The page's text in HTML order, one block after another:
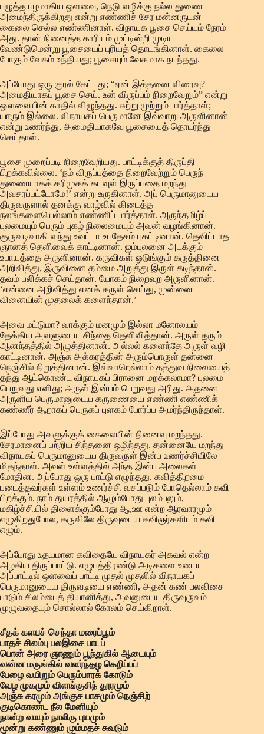
பழுத்த பழமாகிய ஒளவை, நெடு வழிக்கு நல்ல துணை
அமைந்திருக்கிறது என்று எண்ணிச் சேர மன்னருடன்
கைலை செல்ல எண்ணினாள். விநாயக பூசை செய்யும் நேரம்
அது. தான் நினைத்த காரியம் முட்டின்றி முடிய
வேண்டுமென்று பூசையைப் புரியத் தொடங்கினாள். கைலை
போகும் வேகம் உந்தியது; பூசையும் வேகமாக நடந்தது.
அப்போது ஒரு குரல் கேட்டது; “ஏன் இத்தனை விரைவு?
அமைதியாகப் பூசை செய். உன் விருப்பம் நிறைவேறும்” என்று
ஔவையின் காதில் விழுந்தது. சுற்று முற்றும் பார்த்தாள்;
யாரும் இல்லை. விநாயகப் பெருமானே இவ்வாறு அருளினான்
என்று உணர்ந்து, அமைதியாகவே பூசையைத் தொடர்ந்து
செய்தாள்.
பூசை முறைப்படி நிறைவேறியது. பாட்டிக்குத் திருப்தி
பிறக்கவில்லை. ‘நம் விருப்பத்தை நிறைவேற்றும் பெருந்
துணையாகக் கரிமுகக் கடவுள் இருப்பதை மறந்து
அவசரப்பட்டோமே!’ என்று உருகினாள். அப் பெருமானுடைய
திருவருளால் தனக்கு வாழ்வில் கிடைத்த
நலங்களையெல்லாம் எண்ணிப் பார்த்தாள். அருந்தமிழ்ப்
புலமையும் பெரும் புகழ் நிலைமையும் அவன் வழங்கினான்.
குருவடிவாகி வந்து உவட்டா உபதேசம் புகட்டினான். தெவிட்டாத
ஞானத் தெளிவைக் காட்டினான். ஐம்புலனை அடக்கும்
உபாயத்தை அருளினான். கருவிகள் ஒடுங்கும் கருத்தினை
அறிவித்து, இருவினை தம்மை அறுத்து இருள் கடிந்தான்.
தவம் பலிக்கச் செய்தான். யோகம் நிறைவுற அருளினான்.
‘என்னை அறிவித்து எனக் கருள் செய்து, முன்னை
வினையின் முதலைக் களைந்தான்.’
அவை மட்டுமா? வாக்கும் மனமும் இல்லா மனோலயம்
தேக்கிய அவளுடைய சிந்தை தெளிவித்தான். அருள் தரும்
ஆனந்தத்தில் அழுத்தினான். அல்லல் களைந்தே அருள் வழி
காட்டினான். அஞ்சு அக்கரத்தின் அரும்பொருள் தன்னை
நெஞ்சில் நிறுத்தினான். இவ்வாறெல்லாம் தத்துவ நிலையைத்
தந்து ஆட்கொண்ட விநாயகப் பிரானை மறக்கலாமா? புலமை
பெறுவது எளிது; அருள் இன்பம் பெறுவது அரிது. அதனை
அருளிய பெருமானுடைய கருணையை எண்ணி எண்ணிக்
கண்ணீர் ஆறாகப் பெருகப் புளகம் போர்ப்ப அமர்ந்திருந்தாள்.
இப்போது அவளுக்குக் கைலையின் நினைவு மறந்தது.
சேரமானைப் பற்றிய சிந்தனை ஒழிந்தது. தன்னையே மறந்து
விநாயகப் பெருமானுடைய திருவருள் இன்ப உணர்ச்சியிலே
மிதந்தாள். அவள் உள்ளத்தில் அந்த இன்ப அலைகள்
மோதின. அப்போது ஒரு பாட்டு எழுந்தது. கவித்திறமை
படைத்தவர்கள் உள்ளம் உணர்ச்சி வசப்படும் போதெல்லாம் கவி
பிறக்கும். நாம் துயரத்தில் ஆழும்போது புலம்பலும்,
மகிழ்ச்சியில் திளைக்கும்போது ஆ,ஊ என்ற ஆரவாரமும்
எழுகிறதுபோல, கருவிலே திருவுடைய கவிஞர்களிடம் கவி
எழும்.
அப்போது உதயமான கவிதையே விநாயகர் அகவல் என்ற
அழகிய திருப்பாட்டு. எழுபத்திரண்டு அடிகளை உடைய
அப்பாட்டில் ஒளவைப் பாட்டி முதல் முதலில் விநாயகப்
பெருமானுடைய திருவடியை எண்ணி, அதன் கண் பலவிசை
பாடும் சிலம்பைத் தியானித்து, அவனுடைய திருவுருவம்
முழுவதையும் சொல்லால் கோலம் செய்கிறாள்.
சீதக் களபச் செந்தா மரைப்பூம்
பாதச் சிலம்பு பலஇசை பாடப்
பொன் அரை ஞாணும் பூந்துகில் ஆடையும்
வன்ன மருங்கில் வளர்ந்தழ கெறிப்பப்
பேழை வயிறும் பெரும்பாரக் கோடும்
வேழ முகமும் விளங்குசிந் தூரமும்
அஞ்சு கரமும் அங்குச பாசமும் நெஞ்சிற்
குடிகொண்ட நீல மேனியும்
நான்ற வாயும் நாலிரு புயமும்
மூன்று கண்ணும் மும்மதச் சுவடும்